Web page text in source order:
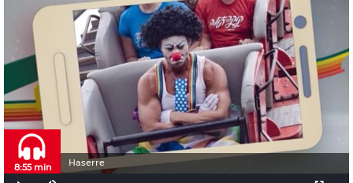
Haserre
8:55 min